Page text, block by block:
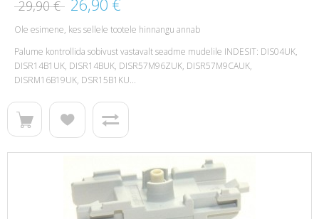
29,90 € 26,90 €
Ole esimene, kes sellele tootele hinnangu annab
Palume kontrollida sobivust vastavalt seadme mudelile INDESIT: DIS04UK,
DISR14B1UK, DISR14BUK, DISR57M96ZUK, DISR57M9CAUK,
DISRM16B19UK, DSR15B1KU...